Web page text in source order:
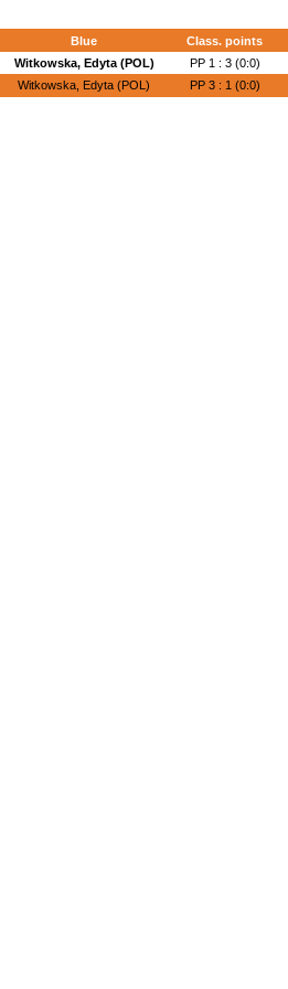
Blue Class. points
Witkowska, Edyta (POL) PP 1 : 3 (0:0)
Witkowska, Edyta (POL) PP 3 : 1 (0:0)